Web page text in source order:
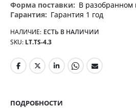
В разобранном
Гарантия 1 год
НАЛИЧИЕ: ЕСТЬ В НАЛИЧИИ
SKU LT.TS-4.3
ПОДРОБНОСТИ